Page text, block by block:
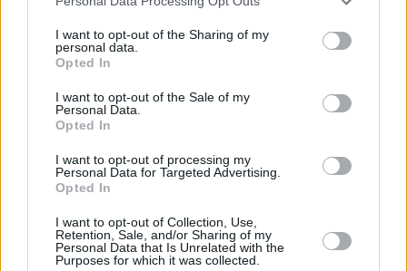
not limited to your visit or usage behaviour. You may click to
grant or deny consent to Google and its third-party tags to
use your data for below specified purposes in below Google
consent section.
I want to opt-out of the Sharing of my
personal data.
Opted In
I want to opt-out of the Sale of my
Personal Data.
Opted In
I want to opt-out of processing my
Personal Data for Targeted Advertising.
Opted In
I want to opt-out of Collection, Use,
Retention, Sale, and/or Sharing of my
Personal Data that Is Unrelated with the
Purposes for which it was collected.